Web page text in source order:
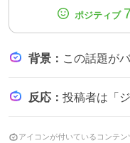
背景 ： この話題がバズっている理由は、長寿キャラの設定が予想外であり、シリーズ内での
反応 ： 投稿者は「ジェット先輩が222歳だよ！」と驚きを示し、「ジェッ
アイコンが付いているコンテ